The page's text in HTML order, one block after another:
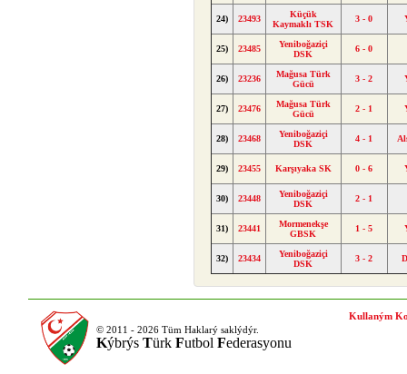
24) 23493
Küçük
Kaymaklı TSK
3 - 0
25) 23485
Yeniboğaziçi
DSK
6 - 0
26) 23236
Mağusa Türk
Gücü
3 - 2
27) 23476
Mağusa Türk
Gücü
2 - 1
28) 23468
Yeniboğaziçi
DSK
4 - 1
29) 23455 Karşıyaka SK 0 - 6
30) 23448
Yeniboğaziçi
DSK
2 - 1
31) 23441
Mormenekşe
GBSK
1 - 5
32) 23434
Yeniboğaziçi
DSK
3 - 2
© 2011 - 2026 Tüm Haklarý saklýdýr.
Kýbrýs Türk Futbol Federasyonu
Kullaným